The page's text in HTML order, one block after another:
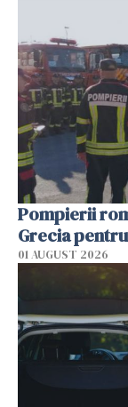
Pompierii
Grecia
01 AUGUST 2026